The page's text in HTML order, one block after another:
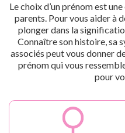
Le choix d’un prénom est
parents. Pour vous aider à
plonger dans la
Connaître son histoire, sa
associés peut vous donner
prénom qui vous
pour